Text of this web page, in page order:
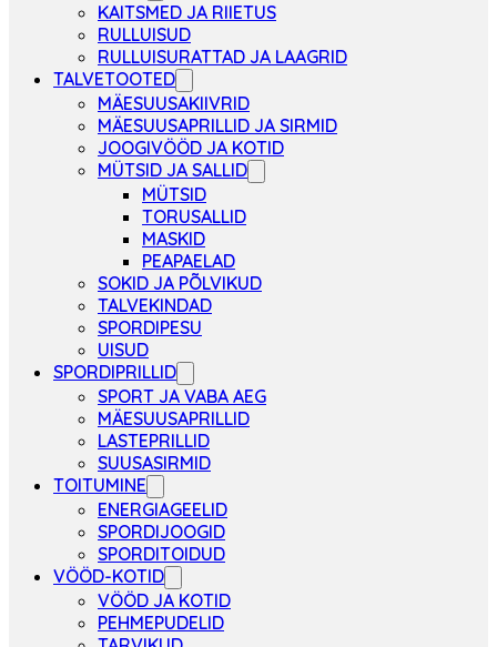
KAITSMED JA RIIETUS
RULLUISUD
RULLUISURATTAD JA LAAGRID
TALVETOOTED
MÄESUUSAKIIVRID
MÄESUUSAPRILLID JA SIRMID
JOOGIVÖÖD JA KOTID
MÜTSID JA SALLID
MÜTSID
TORUSALLID
MASKID
PEAPAELAD
SOKID JA PÕLVIKUD
TALVEKINDAD
SPORDIPESU
UISUD
SPORDIPRILLID
SPORT JA VABA AEG
MÄESUUSAPRILLID
LASTEPRILLID
SUUSASIRMID
TOITUMINE
ENERGIAGEELID
SPORDIJOOGID
SPORDITOIDUD
VÖÖD-KOTID
VÖÖD JA KOTID
PEHMEPUDELID